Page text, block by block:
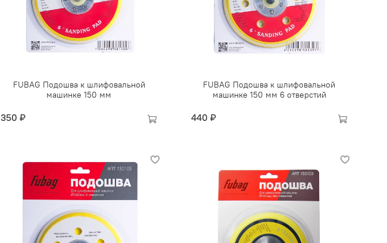
FUBAG Подошва к шлифовальной
машинке 150 мм
350 ₽
FUBAG Подошва к шлифовальной
машинке 150 мм 6 отверстий
440 ₽